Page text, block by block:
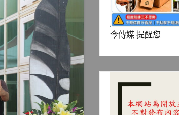
今傳媒 提醒您